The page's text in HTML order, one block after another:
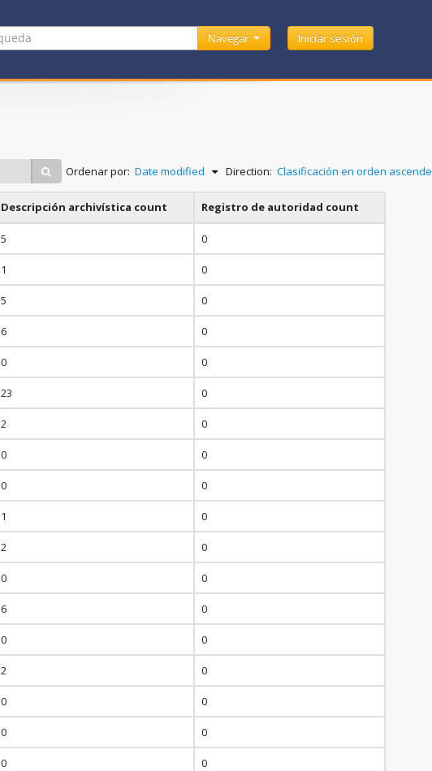
Iniciar sesión
Navegar
Ordenar por: Date modified Direction: Clasificación en orden
Descripción archivística count Registro de autoridad count
5 0
1 0
5 0
6 0
0 0
23 0
2 0
0 0
0 0
1 0
2 0
0 0
6 0
0 0
2 0
0 0
0 0
0 0